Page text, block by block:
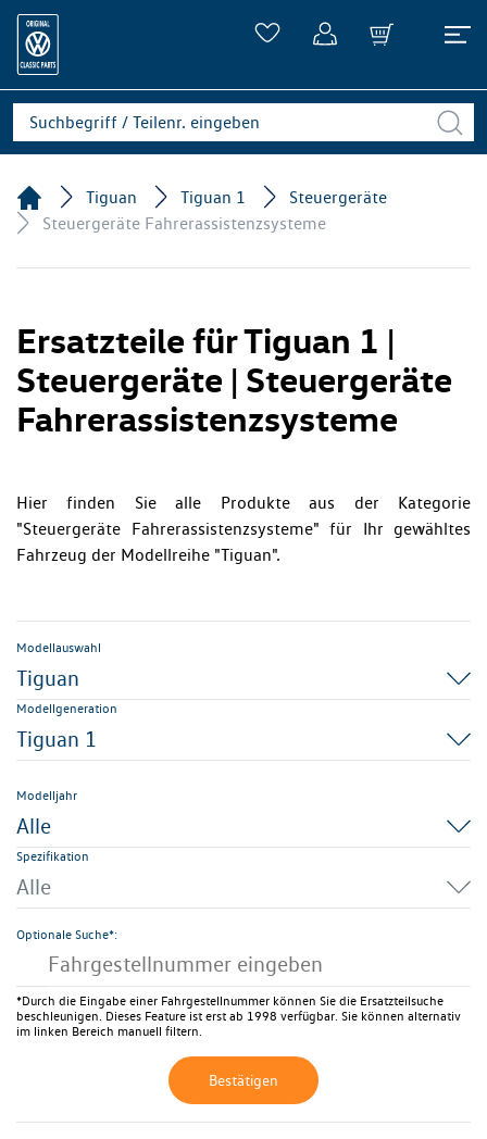
Tiguan Tiguan 1
Steuergeräte
Steuergeräte Fahrerassistenzsysteme
Ersatzteile für Tiguan 1 |
Steuergeräte | Steuergeräte
Fahrerassistenzsysteme
Hier finden Sie alle Produkte aus der Kategorie
"Steuergeräte Fahrerassistenzsysteme" für Ihr gewähltes
Fahrzeug der Modellreihe "Tiguan".
Modellauswahl
Tiguan
Modellgeneration
Tiguan 1
Modelljahr
Alle
Spezifikation
Alle
Optionale Suche*:
*Durch die Eingabe einer Fahrgestellnummer können Sie die Ersatzteilsuche
beschleunigen. Dieses Feature ist erst ab 1998 verfügbar. Sie können alternativ
im linken Bereich manuell filtern.
Bestätigen